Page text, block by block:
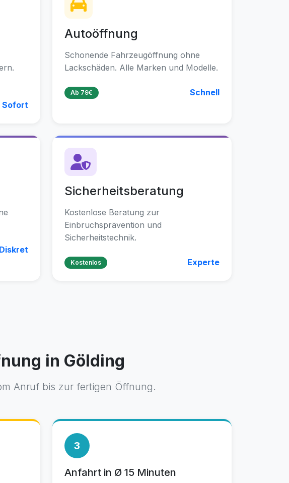
Sofort
Autoöffnung
Schonende Fahrzeugöffnung ohne
Lackschäden. Alle Marken und Modelle.
Ab 79€ Schnell
Diskret
Sicherheitsberatung
Kostenlose Beratung zur
Einbruchsprävention und
Sicherheitstechnik.
Kostenlos Experte
in Gölding
Anruf bis zur fertigen Öffnung.
3
Anfahrt in Ø 15 Minuten